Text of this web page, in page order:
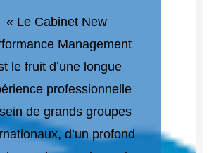
« Le Cabinet New
Management
le fruit d’une longue
professionnelle
de grands groupes
d’un profond